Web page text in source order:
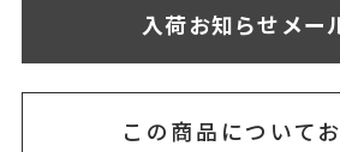
入荷お知らせメー
この商品について